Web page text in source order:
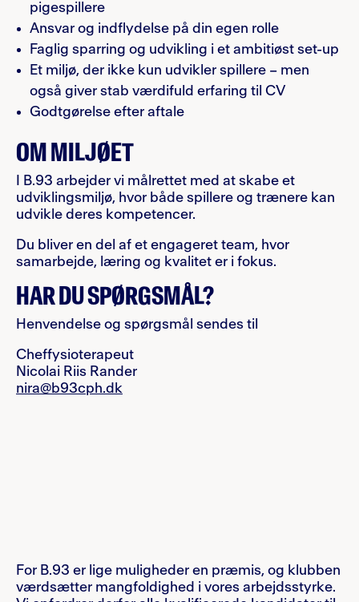
pigespillere
Ansvar og indflydelse på din egen rolle
Faglig sparring og udvikling i et ambitiøst set-up
Et miljø, der ikke kun udvikler spillere – men
også giver stab værdifuld erfaring til CV
Godtgørelse efter aftale
OM MILJØET
I B.93 arbejder vi målrettet med at skabe et
udviklingsmiljø, hvor både spillere og trænere kan
udvikle deres kompetencer.
Du bliver en del af et engageret team, hvor
samarbejde, læring og kvalitet er i fokus.
HAR DU SPØRGSMÅL?
Henvendelse og spørgsmål sendes til
Cheffysioterapeut
Nicolai Riis Rander
nira@b93cph.dk
For B.93 er lige muligheder en præmis, og klubben
værdsætter mangfoldighed i vores arbejdsstyrke.